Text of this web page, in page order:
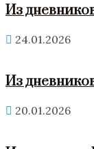
Из
24.01.2026
Из
20.01.2026